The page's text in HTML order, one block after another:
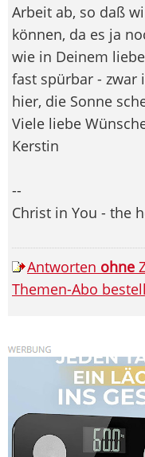
Arbeit ab, so daß
können, da es ja
wie in Deinem
fast spürbar - zwar
hier, die Sonne
Viele liebe
Kerstin
--
Christ in You - the
Antworten ohne
Themen-Abo